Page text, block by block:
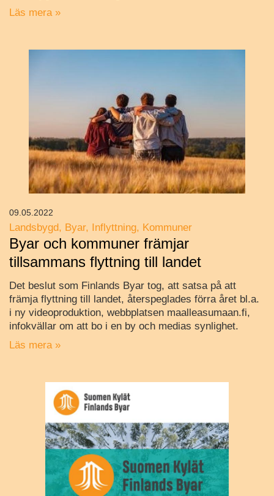
Läs mera »
Landsbygd Byar Inflyttning Kommuner
Byar och kommuner främjar
tillsammans flyttning till landet
Det beslut som Finlands Byar tog, att satsa på att
främja flyttning till landet, återspeglades förra året bl.a.
i ny videoproduktion, webbplatsen maalleasumaan.fi,
infokvällar om att bo i en by och medias synlighet.
Läs mera »
09.05.2022